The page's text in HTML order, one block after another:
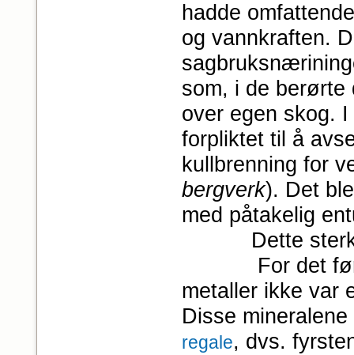
hadde
og vannkraften.
som, i de berørte
over egen skog.
forpliktet til å
kullbrenning for
bergverk). Det
med påtakelig
Dette sterke
For det første
metaller ikke var
Disse
regale, dvs.